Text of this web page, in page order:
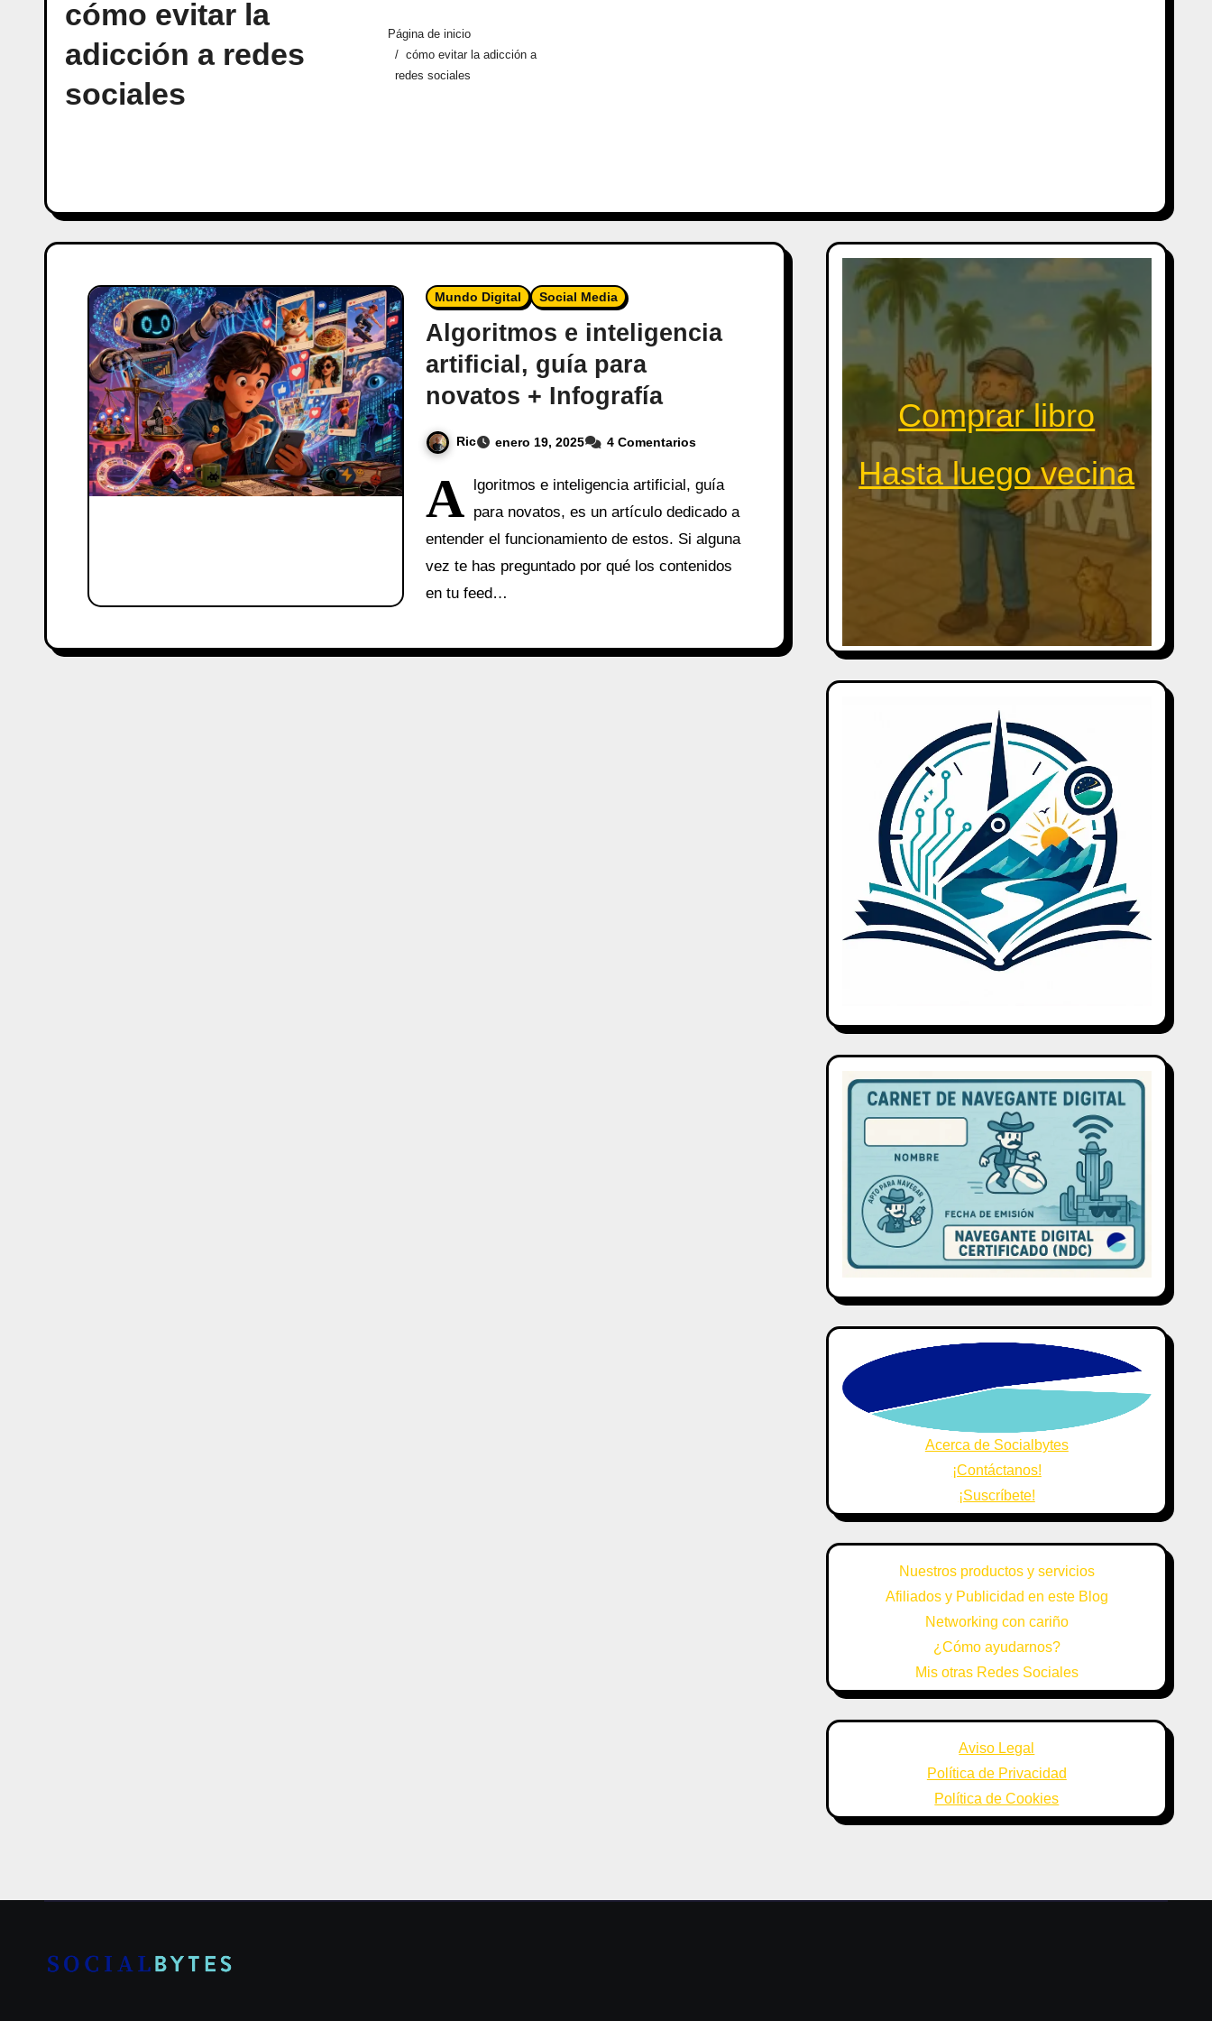
cómo evitar la
adicción a redes
sociales
Página de inicio
cómo evitar la adicción a
redes sociales
Mundo Digital Social Media
Algoritmos e inteligencia
artificial, guía para
novatos + Infografía
Ric enero 19, 2025 4 Comentarios
A lgoritmos e inteligencia artificial, guía
para novatos, es un artículo dedicado a
entender el funcionamiento de estos. Si alguna
vez te has preguntado por qué los contenidos
en tu feed…
Comprar libro
Hasta luego vecina
Acerca de Socialbytes
¡Contáctanos!
¡Suscríbete!
Nuestros productos y servicios
Afiliados y Publicidad en este Blog
Networking con cariño
¿Cómo ayudarnos?
Mis otras Redes Sociales
Aviso Legal
Política de Privacidad
Política de Cookies